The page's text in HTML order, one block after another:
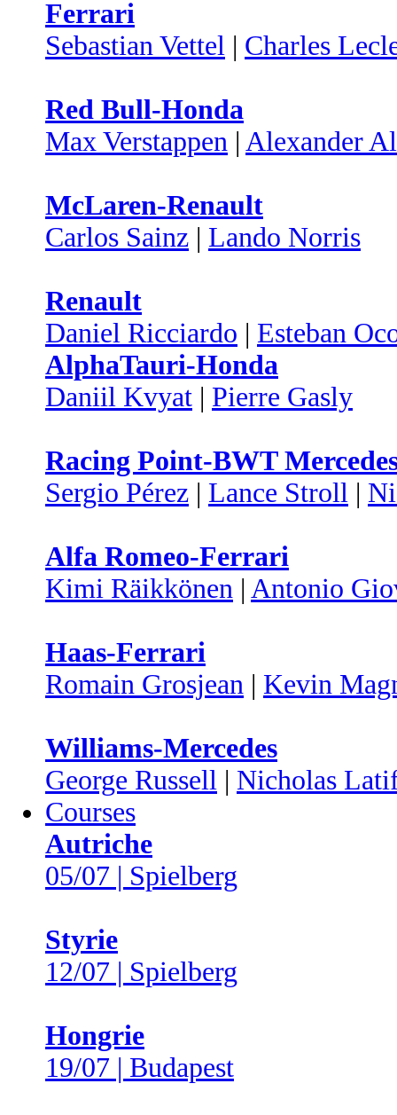
Ferrari
Sebastian Vettel | Charles
Red Bull-Honda
Max Verstappen | Alexander
McLaren-Renault
Carlos Sainz | Lando Norris
Renault
Daniel Ricciardo | Esteban
AlphaTauri-Honda
Daniil Kvyat | Pierre Gasly
Racing Point-BWT
Sergio Pérez | Lance Stroll |
Alfa Romeo-Ferrari
Kimi Räikkönen | Antonio
Haas-Ferrari
Romain Grosjean | Kevin
Williams-Mercedes
George Russell | Nicholas
Courses
Autriche
05/07 | Spielberg
Styrie
12/07 | Spielberg
Hongrie
19/07 | Budapest